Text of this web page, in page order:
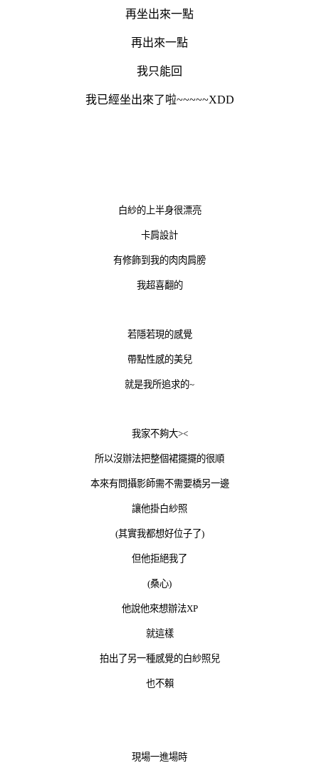
再坐出來一點
再出來一點
我只能回
我已經坐出來了啦~~~~~XDD
白紗的上半身很漂亮
卡肩設計
有修飾到我的肉肉肩膀
我超喜翻的
若隱若現的感覺
帶點性感的美兒
就是我所追求的~
我家不夠大><
所以沒辦法把整個裙擺擺的很順
本來有問攝影師需不需要橋另一邊
讓他掛白紗照
(其實我都想好位子了)
但他拒絕我了
(桑心)
他說他來想辦法XP
就這樣
拍出了另一種感覺的白紗照兒
也不賴
現場一進場時